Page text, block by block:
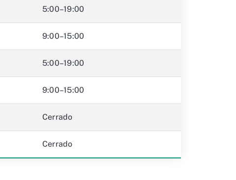
5:00–19:00
9:00–15:00
5:00–19:00
9:00–15:00
Cerrado
Cerrado